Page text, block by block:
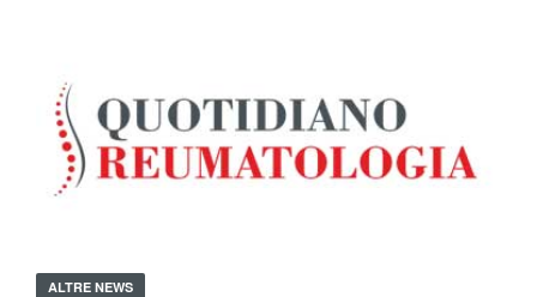
ALTRE NEWS